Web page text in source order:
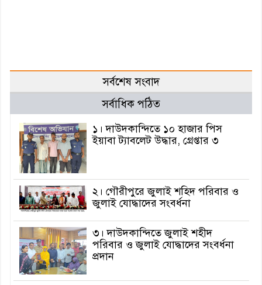
সর্বশেষ সংবাদ
সর্বাধিক পঠিত
১। দাউদকান্দিতে ১০ হাজার পিস
ইয়াবা ট্যাবলেট উদ্ধার, গ্রেপ্তার ৩
২। গৌরীপুরে জুলাই শহিদ পরিবার ও
জুলাই যোদ্ধাদের সংবর্ধনা
৩। দাউদকান্দিতে জুলাই শহীদ
পরিবার ও জুলাই যোদ্ধাদের সংবর্ধনা
প্রদান